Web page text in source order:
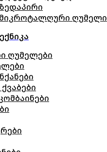
მიკროტალღური ღუმელი
ღუმელები